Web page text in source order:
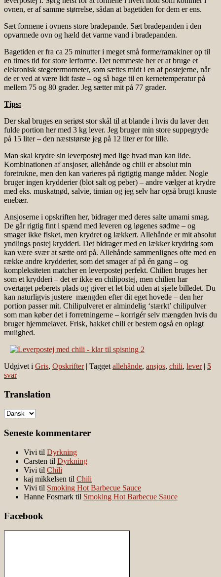
ovnen, er af samme størrelse, sådan at bagetiden for dem er ens.
Sæt formene i ovnens store bradepande. Sæt bradepanden i den
opvarmede ovn og hæld det varme vand i bradepanden.
Bagetiden er fra ca 25 minutter i meget små forme/ramakiner op til
en times tid for store lerforme. Det nemmeste her er at bruge et
elekronisk stegetermometer, som sættes midt i en af postejerne, når
de er ved at være lidt faste – og så bage til en kernetemperatur på
mellem 75 og 80 grader. Jeg sætter mit på 77 grader.
Tips:
Der skal bruges en seriøst stor skål til at blande i hvis du laver den
fulde portion her med 3 kg lever. Jeg bruger min store suppegryde
på 15 liter – den næststørste jeg på 12 liter er for lille.
Man skal krydre sin leverpostej med lige hvad man kan lide.
Kombinationen af ansjoser, allehånde og chili er absolut min
foretrukne, men den kan varieres på rigtigtig mange måder. Nogle
bruger ingen krydderier (blot salt og peber) – andre vælger at krydre
med eks. muskatnød, salvie, timian og jeg selv har også brugt knuste
enebær.
Ansjoserne i opskriften her, bidrager med deres salte umami smag.
De går rigtig fint i spænd med leveren og løgenes sødme – og
smager ikke fisket, men krydret og lækkert. Allehånde er mit absolut
yndlings postej krydderi. Det bidrager med en lækker krydring som
kan være svær at sætte ord på. Allehånde sammenlignes ofte med en
række andre krydderier, som det smager af på én gang – og
kompleksiteten matcher en leverpostej perfekt. Chilien bruges her
som et krydderi – det er ikke en chilipostej, men chilien har
overtaget peberets plads og giver et let bid uden at sjæle billedet. Du
kan naturligvis justere mængden efter dit eget hovede – den her
portion passer mit. Chilipulveret er almindelig ‘stærkt’ chilipulver
som man køber det i forretningerne – korrigér selv mængden hvis du
bruger hjemmelavet. Frisk, hakket chili er bestem også en oplagt
mulighed.
Udgivet i Gris, Opskrifter | Tagget allehånde, ansjos, chili, lever | 5
svar
Translation
Seneste kommentarer
Vivi til Dyrkning
Carsten til Dyrkning
Vivi til Chili
kaj mikkelsen til Chili
Vivi til Smoking Hot Barbecue Sauce
Hanne Fosmark til Smoking Hot Barbecue Sauce
Facebook